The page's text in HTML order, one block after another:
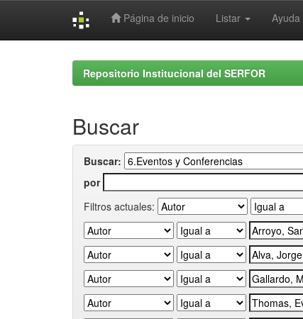
Página de inicio Listar Ayuda
Repositorio Institucional del SERFOR
Buscar
Buscar:
por
Filtros actuales: